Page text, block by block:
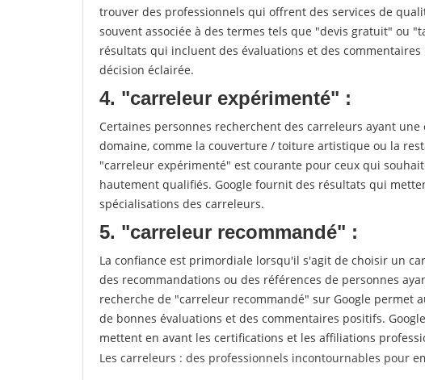
trouver des professionnels qui offrent des services de
souvent associée à des termes tels que "devis gratuit" ou
résultats qui incluent des évaluations et des
décision éclairée.
4. "carreleur expérimenté" :
Certaines personnes recherchent des carreleurs ayant
domaine, comme la couverture / toiture artistique ou la
"carreleur expérimenté" est courante pour ceux qui
hautement qualifiés. Google fournit des résultats qui
spécialisations des carreleurs.
5. "carreleur recommandé" :
La confiance est primordiale lorsqu'il s'agit de choisir un
des recommandations ou des références de personnes
recherche de "carreleur recommandé" sur Google permet
de bonnes évaluations et des commentaires positifs.
mettent en avant les certifications et les affiliations
Les carreleurs : des professionnels incontournables pour